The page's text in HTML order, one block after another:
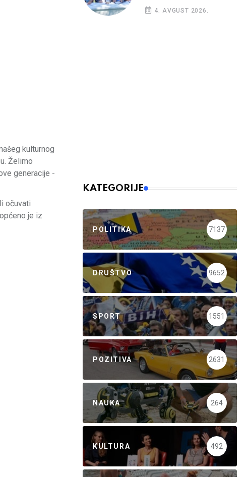
kulturnog
Želimo
generacije -
očuvati
je iz
4. AVGUST 2026.
KATEGORIJE
POLITIKA 7137
DRUŠTVO 9652
SPORT 1551
POZITIVA 2631
NAUKA 264
KULTURA 492